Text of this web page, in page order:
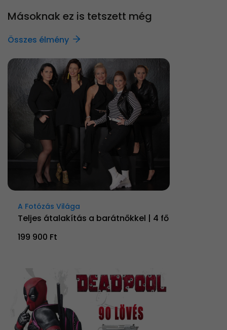
Másoknak ez is tetszett még
Összes élmény
A Fotózás Világa
Teljes átalakítás a barátnőkkel | 4 fő
199 900 Ft